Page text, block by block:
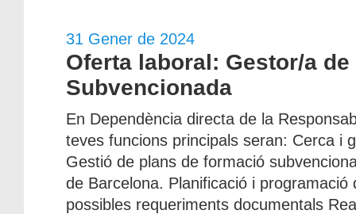
31 Gener de 2024
Oferta laboral: Gestor/a
Subvencionada
En Dependència directa de la
teves funcions principals seran: Cerca i
Gestió de plans de formació
de Barcelona. Planificació i programació
possibles requeriments documentals